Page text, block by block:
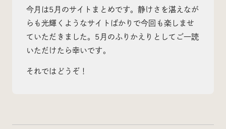
れを、ほぼ毎日1つずつ紹介しています。
話題になったサイトなどを30分でお届けします。
今月は5月のサイトまとめです。静けさを湛えなが
らも光輝くようなサイトばかりで今回も楽しませ
ていただきました。5月のふりかえりとしてご一読
いただけたら幸いです。
それではどうぞ！